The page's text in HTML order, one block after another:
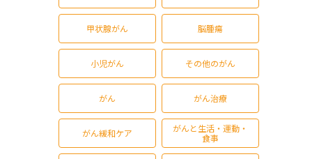
甲状腺がん 脳腫瘍
小児がん その他のがん
がん がん治療
がん緩和ケア
がんと生活・運動・
食事